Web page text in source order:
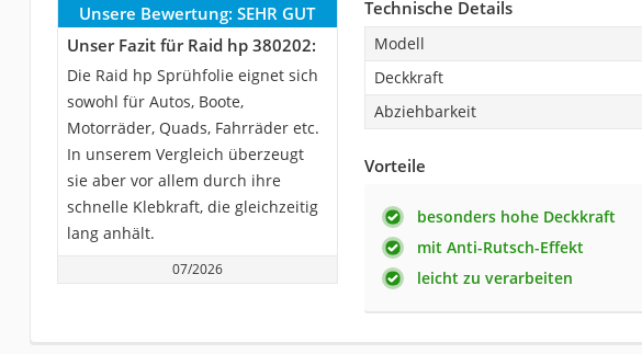
Unsere Bewertung: SEHR GUT
Unser Fazit für Raid hp 380202:
Die Raid hp Sprühfolie eignet sich
sowohl für Autos, Boote,
Motorräder, Quads, Fahrräder etc.
In unserem Vergleich überzeugt
sie aber vor allem durch ihre
schnelle Klebkraft, die gleichzeitig
lang anhält.
07/2026
Technische Details
Modell
Deckkraft
Abziehbarkeit
Vorteile
besonders hohe Deckkraft
mit Anti-Rutsch-Effekt
leicht zu verarbeiten